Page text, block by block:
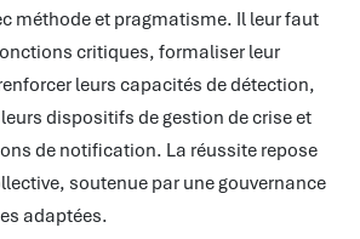
méthode et pragmatisme. Il leur faut
critiques, formaliser leur
leurs capacités de détection,
dispositifs de gestion de crise et
de notification. La réussite repose
soutenue par une gouvernance
adaptées.